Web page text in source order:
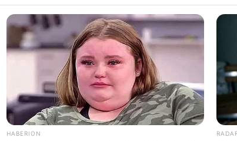
HABERION
RADAR MEDIA
11 Celebs' Natural Hair